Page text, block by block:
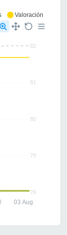
82
81
80
79
78
03 Aug
Valoración